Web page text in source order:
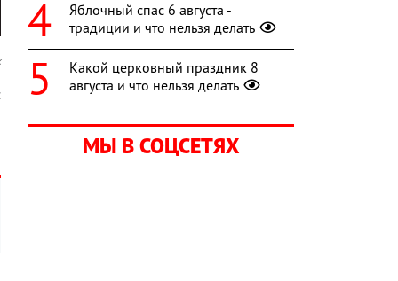
Яблочный спас 6 августа -
традиции и что нельзя делать
Какой церковный праздник 8
августа и что нельзя делать
МЫ В СОЦСЕТЯХ